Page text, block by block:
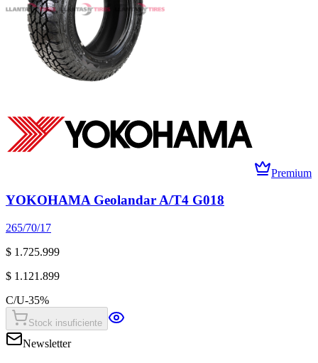
Premium
YOKOHAMA Geolandar A/T4 G018
265/70/17
$ 1.725.999
$ 1.121.899
C/U-35%
Stock insuficiente
Newsletter